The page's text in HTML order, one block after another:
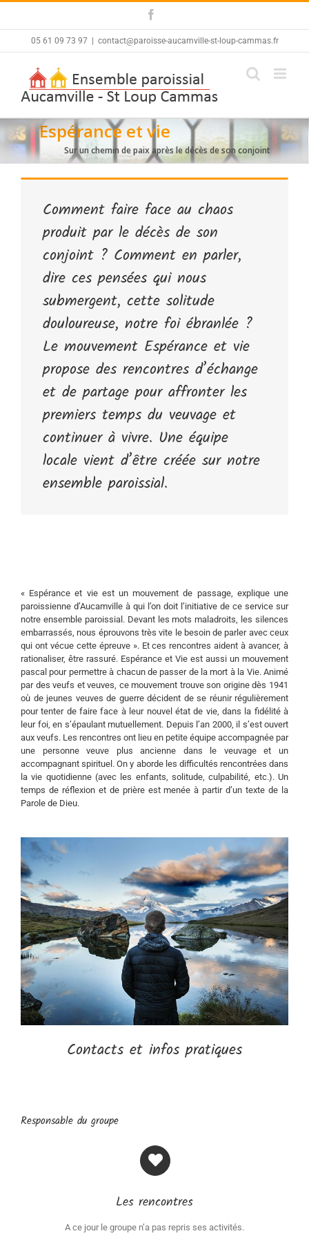
content
05 61 09 73 97 contact@paroisse-aucamville-st-loup-cammas.fr
Sur un chemin de paix après le décès de son conjoint
Espérance et vie
Comment faire face au chaos
produit par le décès de son
conjoint ? Comment en parler,
dire ces pensées qui nous
submergent, cette solitude
douloureuse, notre foi ébranlée ?
Le mouvement Espérance et vie
propose des rencontres d’échange
et de partage pour affronter les
premiers temps du veuvage et
continuer à vivre. Une équipe
locale vient d’être créée sur notre
ensemble paroissial.
« Espérance et vie est un mouvement de passage, explique une
paroissienne d’Aucamville à qui l’on doit l’initiative de ce service sur
notre ensemble paroissial. Devant les mots maladroits, les silences
embarrassés, nous éprouvons très vite le besoin de parler avec ceux
qui ont vécue cette épreuve ». Et ces rencontres aident à avancer, à
rationaliser, être rassuré. Espérance et Vie est aussi un mouvement
pascal pour permettre à chacun de passer de la mort à la Vie. Animé
par des veufs et veuves, ce mouvement trouve son origine dès 1941
où de jeunes veuves de guerre décident de se réunir régulièrement
pour tenter de faire face à leur nouvel état de vie, dans la fidélité à
leur foi, en s’épaulant mutuellement. Depuis l’an 2000, il s’est ouvert
aux veufs. Les rencontres ont lieu en petite équipe accompagnée par
une personne veuve plus ancienne dans le veuvage et un
accompagnant spirituel. On y aborde les difficultés rencontrées dans
la vie quotidienne (avec les enfants, solitude, culpabilité, etc.). Un
temps de réflexion et de prière est menée à partir d’un texte de la
Parole de Dieu.
Contacts et infos pratiques
Responsable du groupe
Les rencontres
A ce jour le groupe n’a pas repris ses activités.